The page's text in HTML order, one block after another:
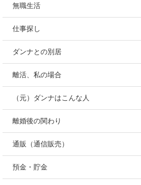
無職生活
仕事探し
ダンナとの別居
離活、私の場合
（元）ダンナはこんな人
離婚後の関わり
通販（通信販売）
預金・貯金